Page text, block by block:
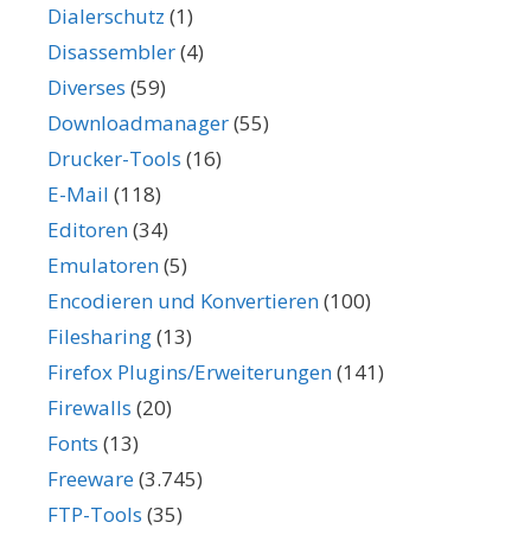
Dialerschutz (1)
Disassembler(4)
Diverses (59)
Downloadmanager(55)
Drucker-Tools (16)
E-Mail (118)
Editoren(34)
Emulatoren(5)
Encodieren und Konvertieren(100)
Filesharing(13)
Firefox Plugins/Erweiterungen(141)
Firewalls (20)
Fonts (13)
Freeware(3.745)
FTP-Tools (35)